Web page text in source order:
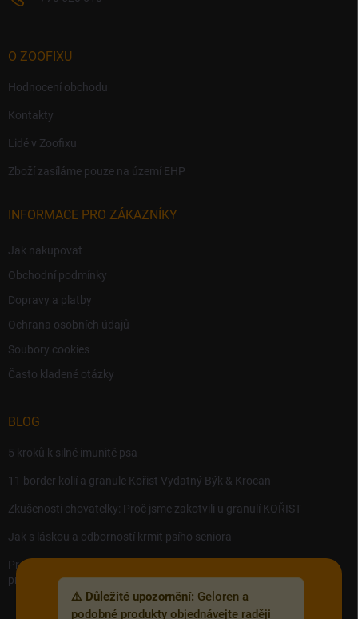
⚠️ Důležité upozornění: Geloren a
podobné produkty objednávejte raději
O ZOOFIXU
Hodnocení obchodu
Kontakty
Lidé v Zoofixu
Zboží zasíláme pouze na území EHP
INFORMACE PRO ZÁKAZNÍKY
Jak nakupovat
Obchodní podmínky
Dopravy a platby
Ochrana osobních údajů
Soubory cookies
Často kladené otázky
BLOG
5 kroků k silné imunitě psa
11 border kolií a granule Kořist Vydatný Býk & Krocan
Zkušenosti chovatelky: Proč jsme zakotvili u granulí KOŘIST
Jak s láskou a odborností krmit psího seniora
Precision MICROBES – Koktejl tělu prospěšných živých bakterií,
probiotik a postbiotik.